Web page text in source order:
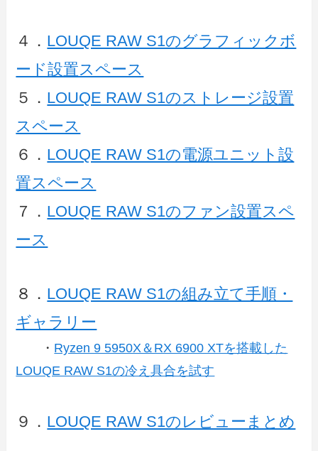
４． LOUQE RAW S1のグラフィックボ
ード設置スペース
５． LOUQE RAW S1のストレージ設置
スペース
６． LOUQE RAW S1の電源ユニット設
置スペース
７． LOUQE RAW S1のファン設置スペ
ース
８． LOUQE RAW S1の組み立て手順・
ギャラリー
・ Ryzen 9 5950X＆RX 6900 XTを搭載した
LOUQE RAW S1の冷え具合を試す
９． LOUQE RAW S1のレビューまとめ